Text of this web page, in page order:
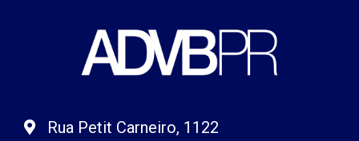
Rua Petit Carneiro, 1122